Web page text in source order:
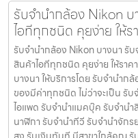
รับจำนำกล้อง Nikon บ
ไอทีทุกชนิด คุยง่าย ให้ร
รับจำนำกล้อง Nikon บางนา รั
สินค้าไอทีทุกชนิด คุยง่าย ให้รา
บางนา ให้บริการโดย รับจํานําก
ของมีค่าทุกชนิด ไม่ว่าจะเป็น รับ
ไอแพด รับจํานําแมคบุ๊ค รับจํานํา
นาฬิกา รับจํานําทีวี รับจํานําจักร